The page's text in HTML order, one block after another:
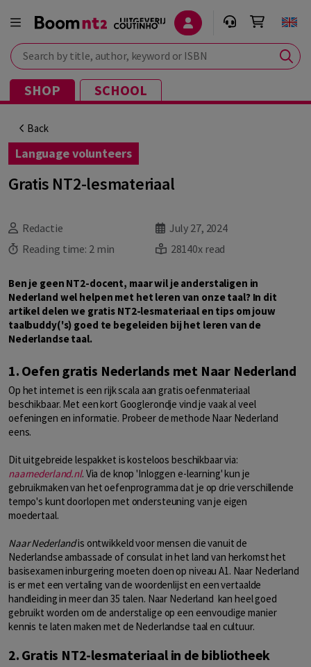
Search by title, author, keyword or ISBN
SHOP SCHOOL
Back
Language volunteers
Gratis NT2-lesmateriaal
Redactie
July 27, 2024
Reading time: 2 min 28140x read
Ben je geen NT2-docent, maar wil je anderstaligen in
Nederland wel helpen met het leren van onze taal? In dit
artikel delen we gratis NT2-lesmateriaal en tips om jouw
taalbuddy('s) goed te begeleiden bij het leren van de
Nederlandse taal.
1. Oefen gratis Nederlands met Naar Nederland
Op het internet is een rijk scala aan gratis oefenmateriaal
beschikbaar. Met een kort Googlerondje vind je vaak al veel
oefeningen en informatie. Probeer de methode Naar Nederland
eens.
Dit uitgebreide lespakket is kosteloos beschikbaar via:
naarnederland.nl. Via de knop 'Inloggen e-learning' kun je
gebruikmaken van het oefenprogramma dat je op drie verschillende
tempo's kunt doorlopen met ondersteuning van je eigen
moedertaal.
Naar Nederlandis ontwikkeld voor mensen die vanuit de
Nederlandse ambassade of consulat in het land van herkomst het
basisexamen inburgering moeten doen op niveau A1. Naar Nederland
is er met een vertaling van de woordenlijst en een vertaalde
handleiding in meer dan 35 talen. Naar Nederland kan heel goed
gebruikt worden om de anderstalige op een eenvoudige manier
kennis te laten maken met de Nederlandse taal en cultuur.
2. Gratis NT2-lesmateriaal in de bibliotheek